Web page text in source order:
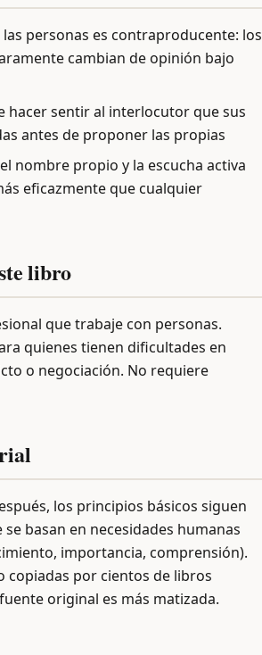
personas es contraproducente: los
cambian de opinión bajo
hacer sentir al interlocutor que sus
antes de proponer las propias
nombre propio y la escucha activa
eficazmente que cualquier
libro
que trabaje con personas.
quienes tienen dificultades en
o negociación. No requiere
los principios básicos siguen
basan en necesidades humanas
importancia, comprensión).
copiadas por cientos de libros
original es más matizada.